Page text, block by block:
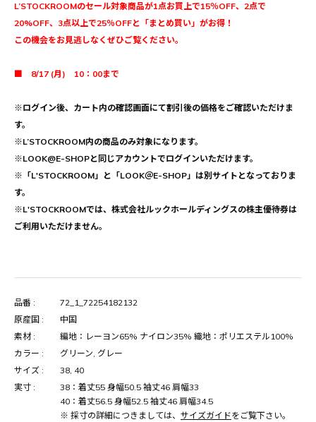
L’STOCKROOMのセール対象商品が1点お買上で15％OFF、2点で
20%OFF、3点以上で25％OFFと「まとめ買い」がお得！
この機会をお見逃しなくぜひご覧ください。
■ 8/17 (月) 10：00まで
※ログイン後、カート内の確認画面にて割引後の価格をご確認いただけま
す。
※L’STOCKROOM内の商品のみ対象になります。
※LOOK@E-SHOPと同じアカウントでログインいただけます。
※「L'STOCKROOM」と「LOOK＠E-SHOP」は別サイトとなっておりま
す。
※L'STOCKROOMでは、株式会社ルックホールディングスの株主優待券は
ご利用いただけません。
品番 :
72_1_72254182132
原産国 :
中国
素材 :
編地：レーヨン65% ナイロン35% 織地：ポリエステル100%
カラー :
グリーン, グレー
サイズ :
38, 40
実寸 :
38：着丈55 身幅50.5 袖丈46 肩幅33
40：着丈56.5 身幅52.5 袖丈46 肩幅34.5
※ 採寸の詳細につきましては、 サイズガイドをご覧下さい。